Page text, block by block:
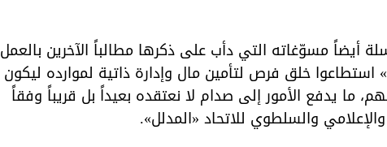
أيضاً مسوّغاته التي دأب على ذكرها مطالباً الآخرين بالعمل
استطاعوا خلق فرص لتأمين مال وإدارة ذاتية لموارده ليكون
ما يدفع الأمور إلى صدام لا نعتقده بعيداً بل قريباً وفقاً
والسلطوي للاتحاد «المدلل».‏